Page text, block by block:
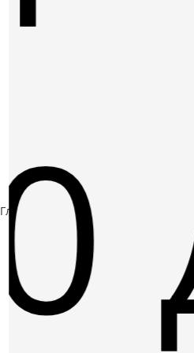
Главная ТоварыСтраница 2